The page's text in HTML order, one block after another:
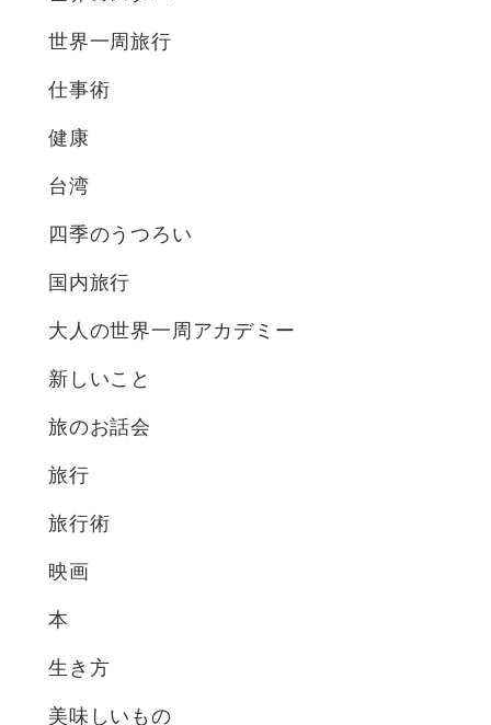
世界一周旅行
仕事術
健康
台湾
四季のうつろい
国内旅行
大人の世界一周アカデミー
新しいこと
旅のお話会
旅行
旅行術
映画
本
生き方
美味しいもの